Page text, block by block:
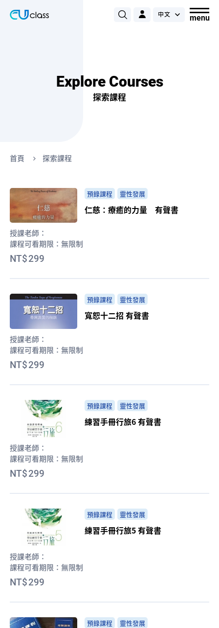
Explore Courses
探索課程
首頁 探索課程
預錄課程 靈性發展
仁慈：療癒的力量 有聲書
授課老師：
課程可看期限： 無限制
299
預錄課程 靈性發展
寬恕十二招 有聲書
授課老師：
課程可看期限： 無限制
299
預錄課程 靈性發展
練習手冊行旅6 有聲書
授課老師：
課程可看期限： 無限制
299
預錄課程 靈性發展
練習手冊行旅5 有聲書
授課老師：
課程可看期限： 無限制
299
預錄課程 靈性發展